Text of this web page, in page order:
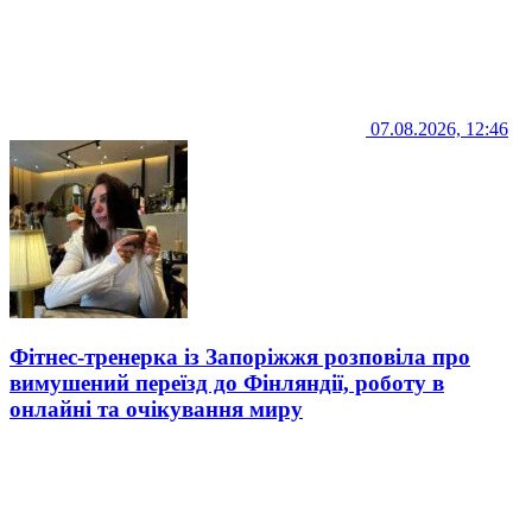
07.08.2026, 12:46
Фітнес-тренерка із Запоріжжя розповіла про
вимушений переїзд до Фінляндії, роботу в
онлайні та очікування миру